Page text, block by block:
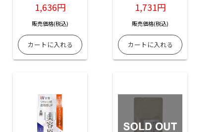
1,636円
販売価格(税込)
1,731円
販売価格(税込)